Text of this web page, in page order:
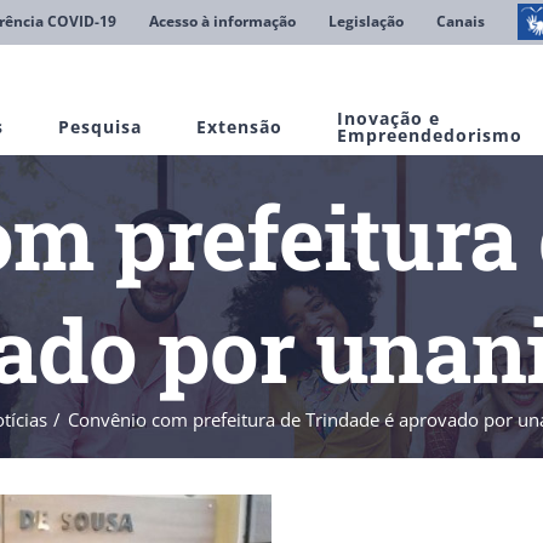
COVID-19 Acesso à informação Legislação Canais
Pesquisa Extensão Inovação e
Empreendedorismo
por
Convênio com prefeitura de Trindade é aprovado por